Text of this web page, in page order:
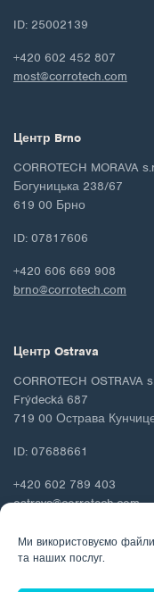
Ми використовуємо
та наших послуг.
ID: 25002139
+420 602 452 807
most@corrotech.com
Центр Brno
CORROTECH MORAVA
Богуницька 238/67
619 00 Брно
ID: 07817606
+420 606 669 908
brno@corrotech.com
Центр Ostrava
CORROTECH OSTRAVA
Frýdecká 687
719 00 Острава
ID: 07688661
+420 602 789 403
ostrava@corrotech.com